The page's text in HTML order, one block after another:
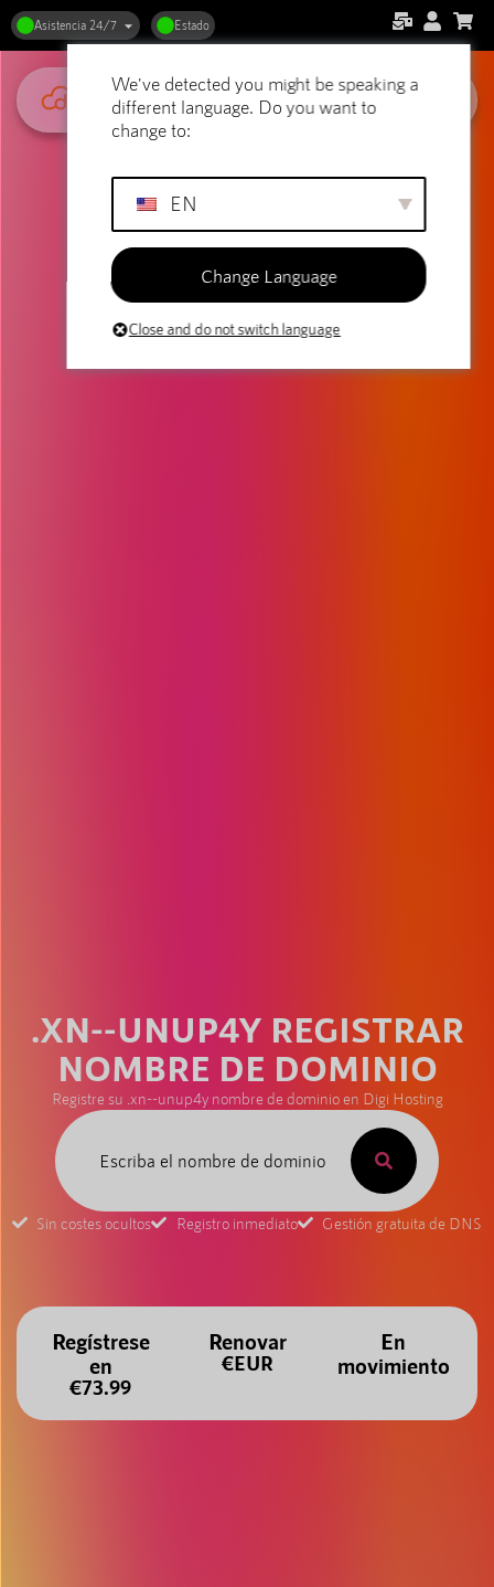
Asistencia 24/7 Estado
.XN--UNUP4Y REGISTRAR
NOMBRE DE DOMINIO
Registre su .xn--unup4y nombre de dominio en Digi Hosting
Sin costes ocultos Registro inmediato Gestión gratuita de DNS
Regístrese
en
€73.99
Renovar
€EUR
En
movimiento
We've detected you might be speaking a
different language. Do you want to
change to:
EN
Change Language
Close and do not switch language